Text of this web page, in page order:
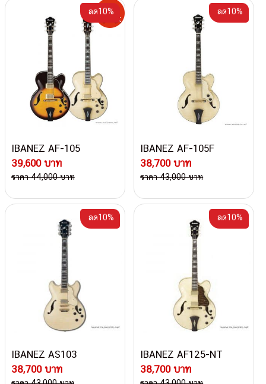
IBANEZ AF-105
39,600 บาท
ลด10%
ราคา 44,000 บาท
IBANEZ AF-105F
38,700 บาท
ลด10%
ราคา 43,000 บาท
IBANEZ AS103
38,700 บาท
ลด10%
IBANEZ AF125-NT
38,700 บาท
ลด10%